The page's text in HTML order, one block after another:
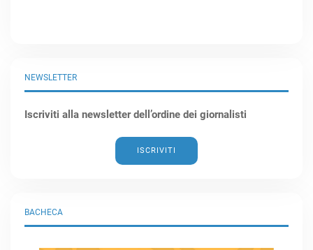
BACHECA
NEWSLETTER
Iscriviti alla newsletter dell’ordine dei giornalisti
ISCRIVITI